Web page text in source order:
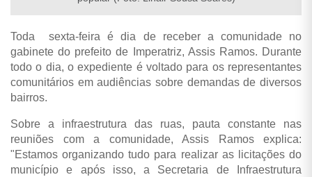
Toda sexta-feira é dia de receber a comunidade no
gabinete do prefeito de Imperatriz, Assis Ramos. Durante
todo o dia, o expediente é voltado para os representantes
comunitários em audiências sobre demandas de diversos
bairros.
Sobre a infraestrutura das ruas, pauta constante nas
reuniões com a comunidade, Assis Ramos explica:
"Estamos organizando tudo para realizar as licitações do
município e após isso, a Secretaria de Infraestrutura